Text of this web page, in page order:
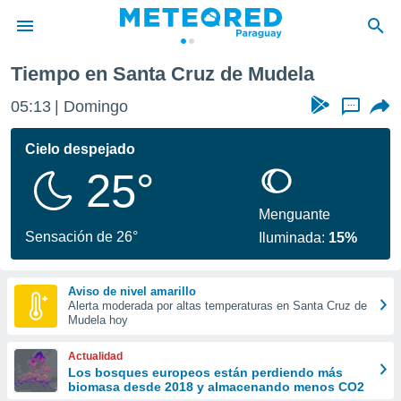
de
ha
calidad.
a este
las
y
forma
digital
basada
Tiempo en Santa Cruz de Mudela
05:13 Domingo ...
Cielo despejado
25°
Sensación de 26°
Menguante
Iluminada: 15%
Aviso de nivel amarillo
Alerta moderada por altas temperaturas en Santa Cruz de
Mudela hoy
Actualidad
Los bosques europeos están perdiendo más
biomasa desde 2018 y almacenando menos CO2